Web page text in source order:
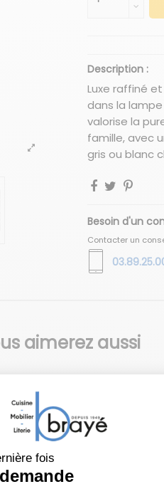
Description :
Luxe raffiné
dans la
valorise la
famille, avec
gris ou blanc
Besoin d'un
Contacter un
aimerez aussi